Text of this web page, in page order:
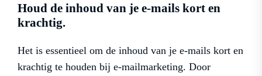
Houd de inhoud van je e-mails kort en
krachtig.
Het is essentieel om de inhoud van je e-mails kort en
krachtig te houden bij e-mailmarketing. Door